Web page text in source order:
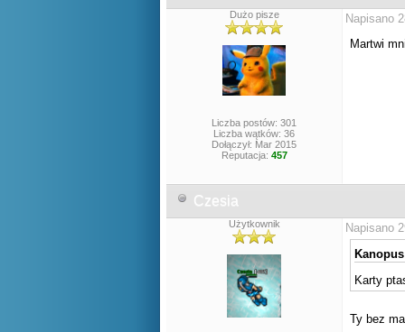
Dużo pisze
Liczba postów: 301
Liczba wątków: 36
Dołączył: Mar 2015
Reputacja: 457
Napisano
Martwi
Czesia
Użytkownik
Napisano
Karty
Ty bez